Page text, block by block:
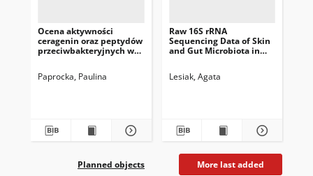
Ocena aktywności
ceragenin oraz peptydów
przeciwbakteryjnych w
powodujących zakażenie
Paprocka, Paulina
Raw 16S rRNA
Sequencing Data of Skin
and Gut Microbiota in
Lesiak, Agata
Planned objects More last added